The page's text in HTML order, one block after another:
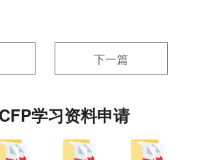
下一篇
学习资料申请